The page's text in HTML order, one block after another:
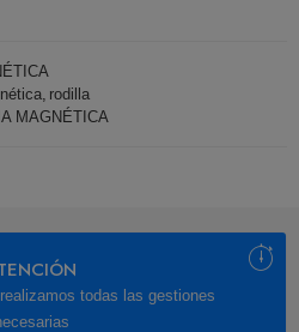
rodilla
MAGNÉTICA
todas las gestiones